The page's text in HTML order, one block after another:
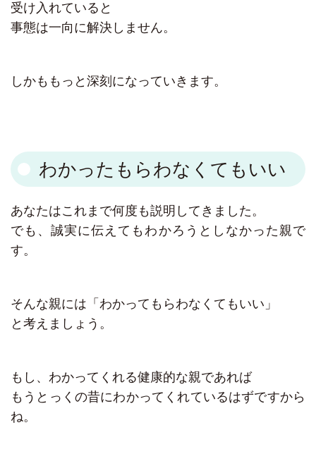
受け入れていると
事態は一向に解決しません。
しかももっと深刻になっていきます。
わかったもらわなくてもいい
あなたはこれまで何度も説明してきました。
でも、誠実に伝えてもわかろうとしなかった親で
す。
そんな親には「わかってもらわなくてもいい」
と考えましょう。
もし、わかってくれる健康的な親であれば
もうとっくの昔にわかってくれているはずですから
ね。